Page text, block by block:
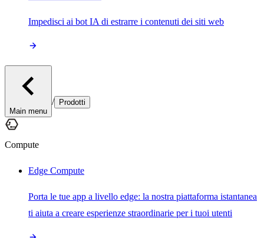
Impedisci ai bot IA di estrarre i contenuti dei siti web
Main menu
/ Prodotti
Compute
Edge Compute
Porta le tue app a livello edge: la nostra piattaforma istantanea
ti aiuta a creare esperienze straordinarie per i tuoi utenti